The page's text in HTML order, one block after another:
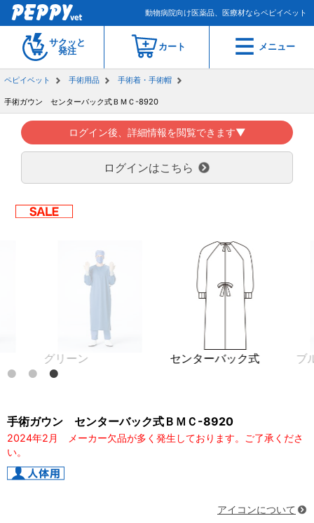
動物病院向け医薬品、医療材ならペピイベット
サクッと
発注
カート メニュー
ペピイベット 手術用品 手術着・手術帽
手術ガウン センターバック式ＢＭＣ-8920
ログイン後、詳細情報を閲覧できます▼
ログインはこちら
センターバック式 ブルー
手術ガウン センターバック式ＢＭＣ-8920
2024年2月 メーカー欠品が多く発生しております。ご了承くださ
い。
アイコンについて